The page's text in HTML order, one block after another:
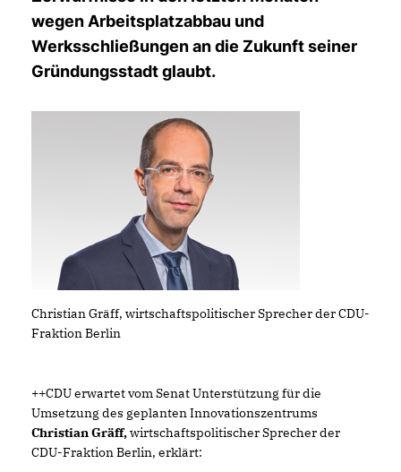
wegen Arbeitsplatzabbau und
Werksschließungen an die Zukunft seiner
Gründungsstadt glaubt.
Christian Gräff, wirtschaftspolitischer Sprecher der CDU-
Fraktion Berlin
++CDU erwartet vom Senat Unterstützung für die
Umsetzung des geplanten Innovationszentrums
Christian Gräff,wirtschaftspolitischer Sprecher der
CDU-Fraktion Berlin, erklärt: